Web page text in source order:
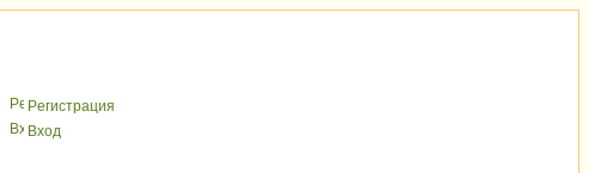
Peгиcтрaция
Вхoд